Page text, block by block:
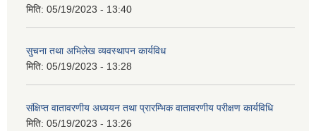
मिति: 05/19/2023 - 13:40
सुचना तथा अभिलेख व्यवस्थापन कार्यविध
मिति: 05/19/2023 - 13:28
संक्षिप्त वातावरणीय अध्ययन तथा प्रारम्भिक वातावरणीय परीक्षण कार्यविधि
मिति: 05/19/2023 - 13:26